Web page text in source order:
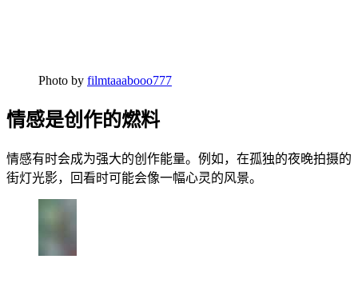
Photo by filmtaaabooo777
情感是创作的燃料
情感有时会成为强大的创作能量。例如，在孤独的夜晚拍摄的
街灯光影，回看时可能会像一幅心灵的风景。